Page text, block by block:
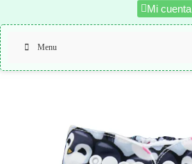
Mi cuenta
Menu